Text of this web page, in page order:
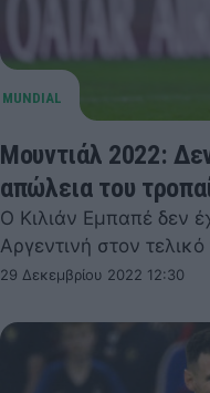
Μουντιάλ 2022:
απώλεια του
Ο Κιλιάν Εμπαπέ δεν
Αργεντινή στον
29 Δεκεμβρίου 2022 12:30